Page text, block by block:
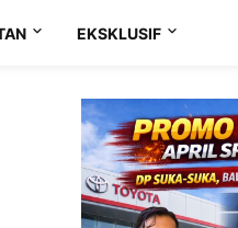
EKSKLUSIF